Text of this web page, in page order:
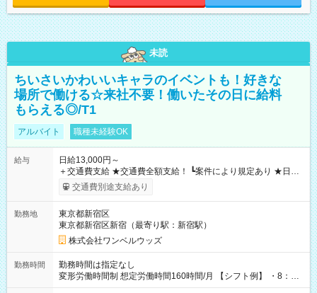
未読
ちいさいかわいいキャラのイベントも！好きな
場所で働ける☆来社不要！働いたその日に給料
もらえる◎/T1
アルバイト 職種未経験OK
給与
日給13,000円～
＋交通費支給 ★交通費全額支給！ ┗案件により規定あり ★日払
いOK！（規定あり） ┗働いたその日に現金GET♪ お仕事後はコ
ンビニATMから 日払い分を引き落とせます！ 【試用期間】試
交通費別途支給あり
勤務地
東京都新宿区
東京都新宿区新宿（最寄り駅：新宿駅）
株式会社ワンベルウッズ
勤務時間
勤務時間は指定なし
変形労働時間制 想定労働時間160時間/月 【シフト例】 ・8：00
～21：00